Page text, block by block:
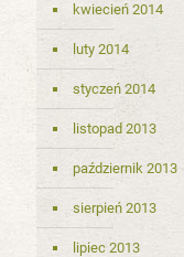
kwiecień 2014
luty 2014
styczeń 2014
listopad 2013
październik 2013
sierpień 2013
lipiec 2013